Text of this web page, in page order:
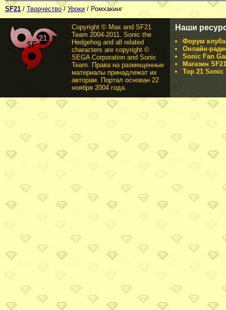
SF21 / Творчество/ Уроки / Ромхакинг
Copyright © Max and SF21
Team 2004-2011. Sonic the
Hedgehog and all related
characters are copyright ©
SEGA Corporation and Sonic
Team. Права на размещенные
материалы принадлежат их
авторам. Портал основан 22
ноября 2004 года.
Наши
Форум
Онлайн-
Sonic Fan
Магазин
Top 21 Sonic